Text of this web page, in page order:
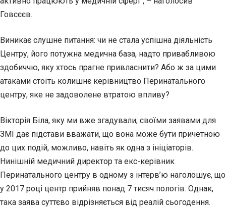
Говсєєв.
Виникає слушне питання: чи не стала успішна діяльність
Центру, його потужна медична база, надто привабливою
здобиччю, яку хтось прагне привласнити? Або ж за цими
атаками стоїть колишнє керівництво Перинатального
центру, яке не задоволене втратою впливу?
Вікторія Біла, яку ми вже згадували, своїми заявами для
ЗМІ дає підстави вважати, що вона може бути причетною
до цих подій, можливо, навіть як одна з ініціаторів.
Нинішній медичний директор та екс-керівник
Перинатального центру в одному з інтерв’ю наголошує, що
у 2017 році центр прийняв понад 7 тисяч пологів. Однак,
така заява суттєво відрізняється від реалій сьогодення.